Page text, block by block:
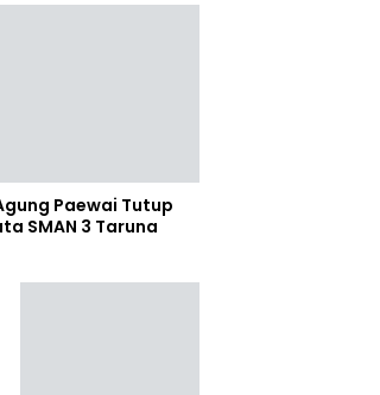
Paewai Tutup
SMAN 3 Taruna